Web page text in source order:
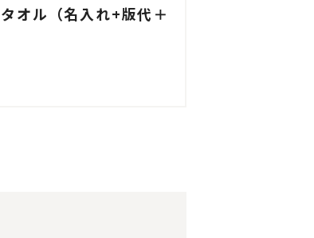
オル（名入れ+版代＋